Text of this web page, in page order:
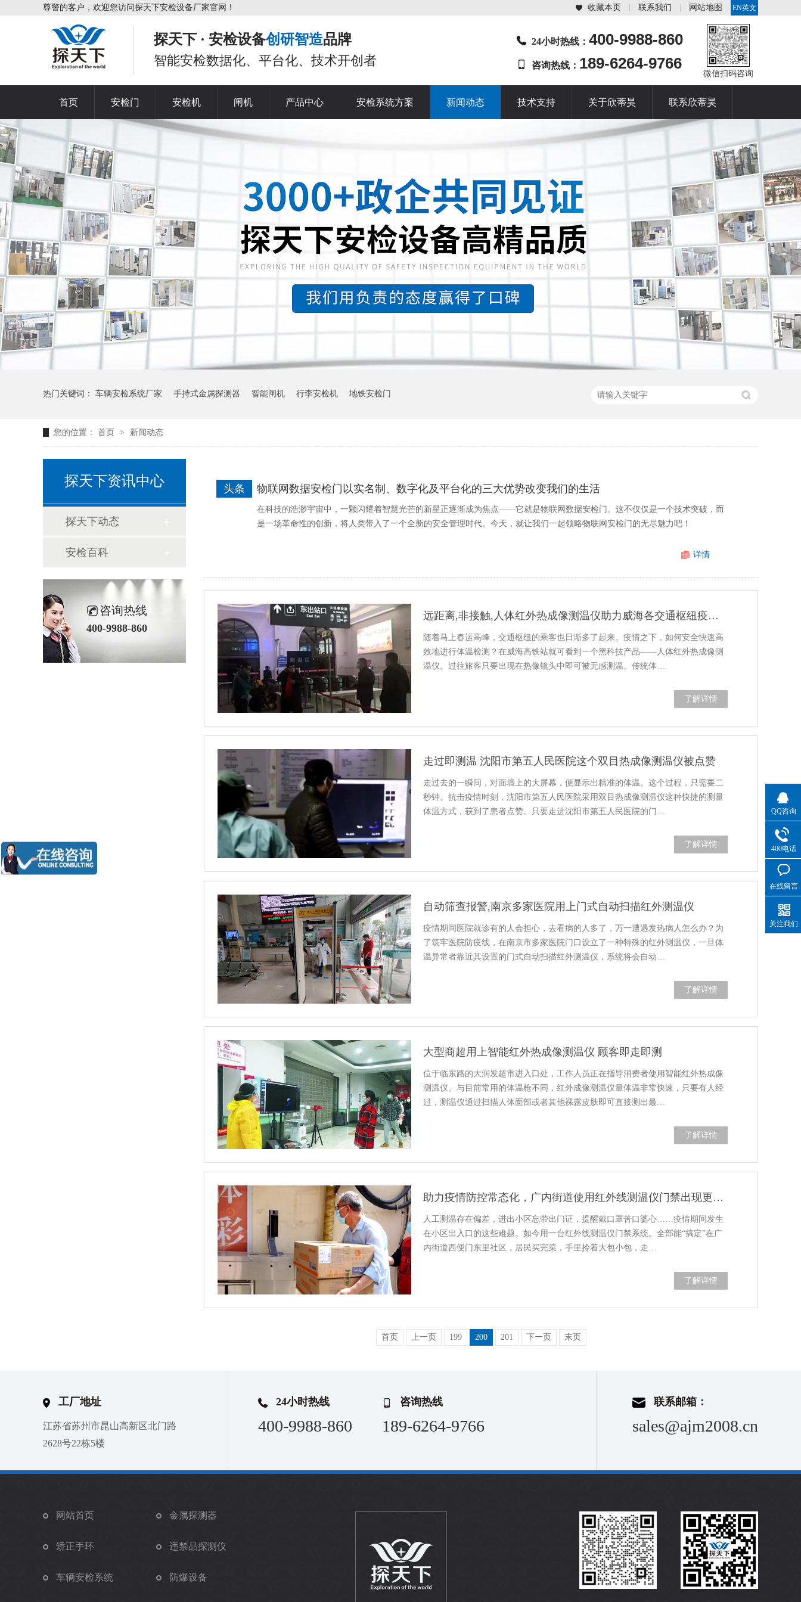
尊警的客户，欢迎您访问探天下安检设备厂家官网！
EN英文
站
收藏本页 联系我们 网站地图
探天下 · 安检设备创研智造品牌
智能安检数据化、平台化、技术开创者
24小时热线： 400-9988-860
咨询热线： 189-6264-9766
微信扫码咨询
首页 安检门 安检机 闸机 产品中心 安检系统方案 新闻动态 技术支持 关于欣蒂昊 联系欣蒂昊
热门关键词： 车辆安检系统厂家 手持式金属探测器 智能闸机 行李安检机 地铁安检门
您的位置： 首页 > 新闻动态
物联网数据安检门以实名制、数字化及平台化的三大优势改变我们的生活
头条
在科技的浩渺宇宙中，一颗闪耀着智慧光芒的新星正逐渐成为焦点——它就是物联网数据安检门。这不仅仅是一个技术突破，而
是一场革命性的创新，将人类带入了一个全新的安全管理时代。今天，就让我们一起领略物联网安检门的无尽魅力吧！
详情
远距离,非接触,人体红外热成像测温仪助力威海各交通枢纽疫情防控
随着马上春运高峰，交通枢纽的乘客也日渐多了起来。疫情之下，如何安全快速高
效地进行体温检测？在威海高铁站就可看到一个黑科技产品——人体红外热成像测
温仪。过往旅客只要出现在热像镜头中即可被无感测温。传统体…
了解详情
走过即测温 沈阳市第五人民医院这个双目热成像测温仪被点赞
走过去的一瞬间，对面墙上的大屏幕，便显示出精准的体温。这个过程，只需要二
秒钟。抗击疫情时刻，沈阳市第五人民医院采用双目热成像测温仪这种快捷的测量
体温方式，获到了患者点赞。只要走进沈阳市第五人民医院的门…
了解详情
自动筛查报警,南京多家医院用上门式自动扫描红外测温仪
疫情期间医院就诊有的人会担心，去看病的人多了，万一遭遇发热病人怎么办？为
了筑牢医院防疫线，在南京市多家医院门口设立了一种特殊的红外测温仪，一旦体
温异常者靠近其设置的门式自动扫描红外测温仪，系统将会自动…
了解详情
大型商超用上智能红外热成像测温仪 顾客即走即测
位于临东路的大润发超市进入口处，工作人员正在指导消费者使用智能红外热成像
测温仪。与目前常用的体温枪不同，红外成像测温仪量体温非常快速，只要有人经
过，测温仪通过扫描人体面部或者其他裸露皮肤即可直接测出最…
了解详情
助力疫情防控常态化，广内街道使用红外线测温仪门禁出现更便捷
人工测温存在偏差，进出小区忘带出门证，提醒戴口罩苦口婆心……疫情期间发生
在小区出入口的这些难题。如今用一台红外线测温仪门禁系统。全部能“搞定”在广
内街道西便门东里社区，居民买完菜，手里拎着大包小包，走…
了解详情
首页 上一页 199 200 201 下一页 末页
探天下资讯中心
探天下动态
安检百科
咨询热线
400-9988-860
工厂地址
江苏省苏州市昆山高新区北门路
2628号22栋5楼
24小时热线
400-9988-860
咨询热线
189-6264-9766
联系邮箱：
sales@ajm2008.cn
网站首页 金属探测器
矫正手环 违禁品探测仪
车辆安检系统 防爆设备
QQ咨询
400电话
在线留言
关注我们